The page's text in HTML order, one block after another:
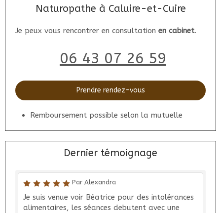
Naturopathe à Caluire-et-Cuire
Je peux vous rencontrer en consultation en cabinet.
06 43 07 26 59
Prendre rendez-vous
Remboursement possible selon la mutuelle
Dernier témoignage
Par Alexandra
Je suis venue voir Béatrice pour des intolérances
alimentaires, les séances debutent avec une